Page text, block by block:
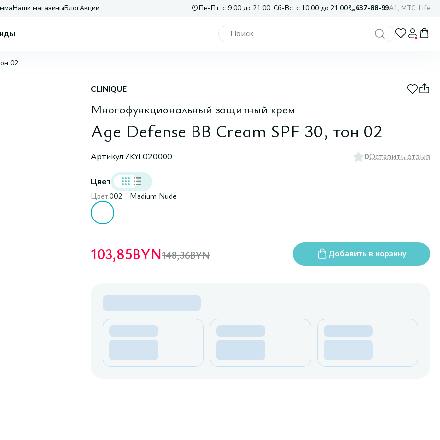
Наши магазиныБлогАкции Пн-Пт: с 9:00 до 21:00. Сб-Вс: с 10:00 до 21:00 637-88-99A1, МТС, Life
02
CLINIQUE
Многофункциональный защитный крем
Age Defense BB Cream SPF 30, тон 02
Артикул:7KYL020000 0Оставить отзыв
Цвет
Цвет:002 - Medium Nude
103,85BYN148,36BYN Добавить в корзину